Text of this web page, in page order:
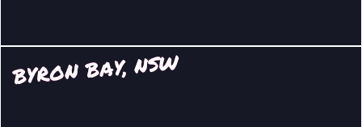
BYRON BAY, NSW